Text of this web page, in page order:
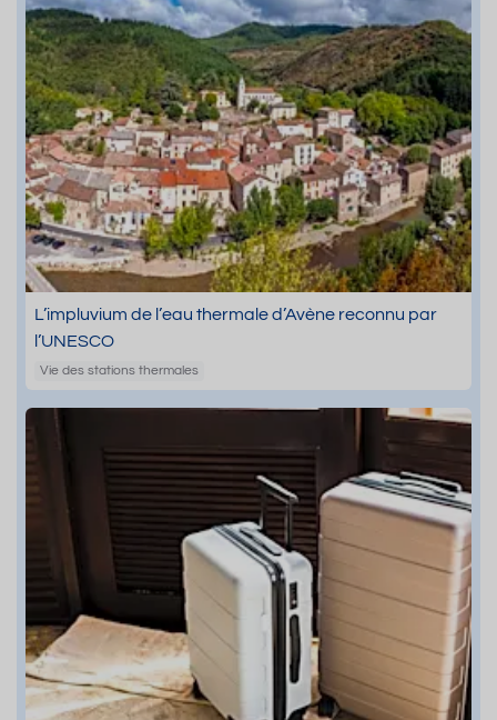
L’impluvium de l’eau thermale d’Avène reconnu par
l’UNESCO
Vie des stations thermales